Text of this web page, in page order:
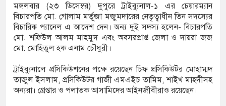
পরিচয়ে দুইজন আটক, আবারও
‘মতিউর’! সন্দেহজনক চলাফেরায় প্রশ্ন
অনুমোদনহীন দই, মিষ্টি ও ঘি বিক্রেতাকে
মঙ্গলবার (২৩ ডিসেম্বর) দুপুরে ট্রাইব্যুনাল-১ এর চেয়ারম্যান
বিচারপতি মো. গোলাম মর্তূজা মজুমদারের নেতৃত্বাধীন তিন সদস্যের
বিচারিক প্যানেল এ আদেশ দেন। অন্য দুই সদস্য হলেন- বিচারপতি
মো. শফিউল আলম মাহমুদ এবং অবসরপ্রাপ্ত জেলা ও দায়রা জজ
মো. মোহিতুল হক এনাম চৌধুরী।
ট্রাইব্যুনালে প্রসিকিউশনের পক্ষে রয়েছেন চিফ প্রসিকিউটর মোহাম্মদ
তাজুল ইসলাম, প্রসিকিউটর গাজী এমএইচ তামিম, শাইখ মাহদীসহ
অন্যরা। গ্রেপ্তার ও পলাতক আসামিদের আইনজীবীরাও রয়েছেন।